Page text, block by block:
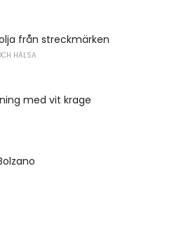
från streckmärken
HÄLSA
med vit krage